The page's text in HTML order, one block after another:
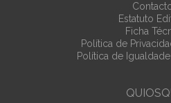
Estatuto
Ficha
Política de
Política de